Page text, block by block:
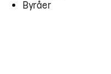
Byråer